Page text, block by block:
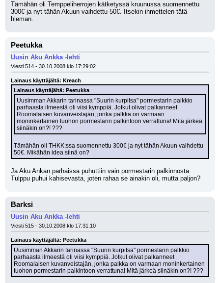
Tämähän oli Temppeliherrojen kätketyssä kruunussa suomennettu
300€ ja nyt tähän Akuun vaihdettu 50€. Itsekin ihmettelen tätä
hieman.
Peetukka
Uusin Aku Ankka -lehti
Viesti 514 - 30.10.2008 klo 17:29:02
Lainaus käyttäjältä: Kreach
Lainaus käyttäjältä: Peetukka
Uusimman Akkarin tarinassa "Suurin kurpitsa" pormestarin palkkio
parhaasta ilmeestä oli viisi kymppiä. Jotkut olivat palkanneet
Roomalaisen kuvanveistajän, jonka palkka on varmaan
moninkertainen tuohon pormestarin palkintoon verrattuna! Mitä järkeä
siinäkin on?! ???
Tämähän oli THKK:ssa suomennettu 300€ ja nyt tähän Akuun vaihdettu
50€. Mikähän idea siinä on?
Ja Aku Ankan parhaissa puhuttiin vain pormestarin palkinnosta.
Tulppu puhui kahisevasta, joten rahaa se ainakin oli, mutta paljon?
Barksi
Uusin Aku Ankka -lehti
Viesti 515 - 30.10.2008 klo 17:31:10
Lainaus käyttäjältä: Peetukka
Uusimman Akkarin tarinassa "Suurin kurpitsa" pormestarin palkkio
parhaasta ilmeestä oli viisi kymppiä. Jotkut olivat palkanneet
Roomalaisen kuvanveistajän, jonka palkka on varmaan moninkertainen
tuohon pormestarin palkintoon verrattuna! Mitä järkeä siinäkin on?! ???